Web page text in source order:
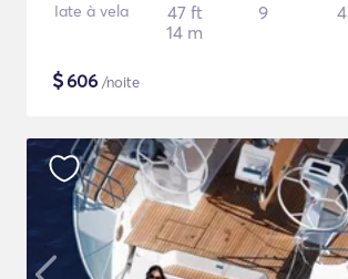
Iate à vela
47 ft
14 m
9 4
$606 /noite